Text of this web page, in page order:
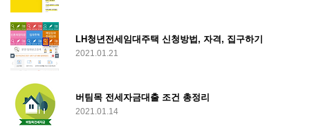
LH청년전세임대주택 신청방법, 자격, 집구하기
2021.01.21
버팀목 전세자금대출 조건 총정리
2021.01.14